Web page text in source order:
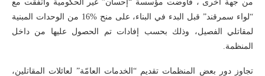
من جهة أخرى ، فاوضت مؤسسة “إحسان” غير الحكومية واتفقت مع
“لواء سمرقند” قبل البدء في البناء، على منح %16 من الوحدات المبنية
لمقاتلي الفصيل، وذلك بحسب إفادات تم الحصول عليها من داخل
المنظمة.
تجاوز دور بعض المنظمات تقديم “الخدمات العامّة” لعائلات المقاتلين،